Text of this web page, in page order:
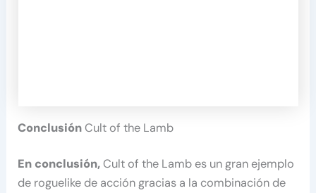
ConclusiónCult of the Lamb
En conclusión,Cult of the Lamb es un gran ejemplo
de roguelike de acción gracias a la combinación de